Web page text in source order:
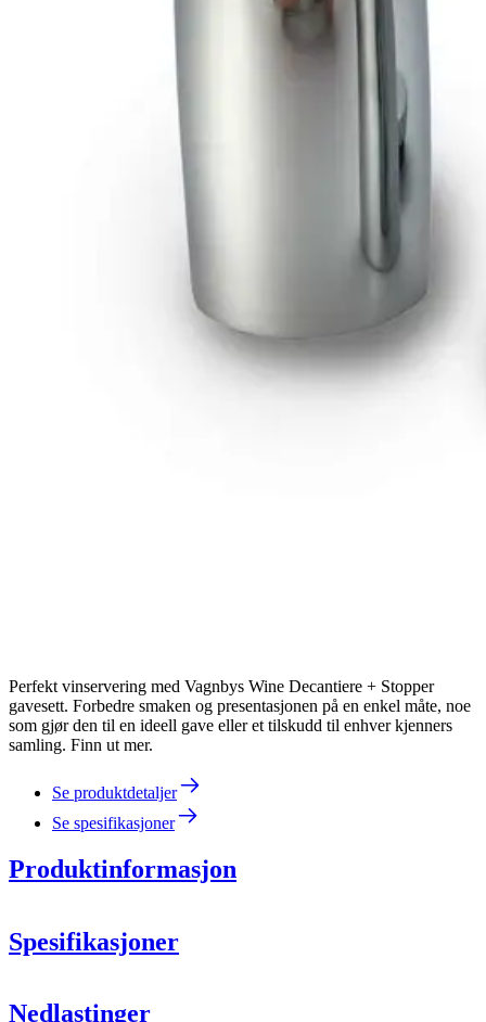
Perfekt vinservering med Vagnbys Wine Decantiere + Stopper
gavesett. Forbedre smaken og presentasjonen på en enkel måte, noe
som gjør den til en ideell gave eller et tilskudd til enhver kjenners
samling. Finn ut mer.
Se produktdetaljer
Se spesifikasjoner
Produktinformasjon
Spesifikasjoner
Nedlastinger